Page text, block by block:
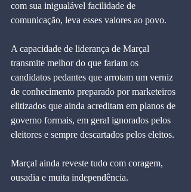
com sua inigualável facilidade de
comunicação, leva esses valores ao povo.
A capacidade de liderança de Marçal
transmite melhor do que fariam os
candidatos pedantes que arrotam um verniz
de conhecimento preparado por marketeiros
elitizados que ainda acreditam em planos de
governo formais, em geral ignorados pelos
eleitores e sempre descartados pelos eleitos.
Marçal ainda reveste tudo com coragem,
ousadia e muita independência.